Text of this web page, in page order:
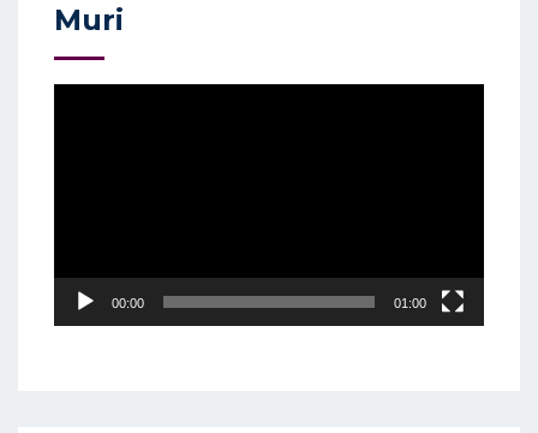
Muri
00:00 01:00